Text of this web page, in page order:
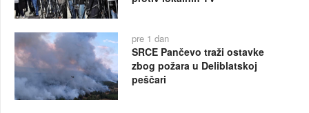
pre 1 dan
SRCE Pančevo traži ostavke
zbog požara u Deliblatskoj
peščari